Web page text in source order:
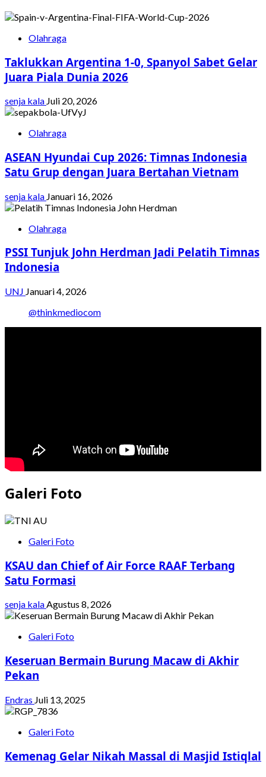
Olahraga
Taklukkan Argentina 1-0, Spanyol Sabet Gelar
Juara Piala Dunia 2026
senja kala Juli 20, 2026
Olahraga
ASEAN Hyundai Cup 2026: Timnas Indonesia
Satu Grup dengan Juara Bertahan Vietnam
senja kala Januari 16, 2026
Olahraga
PSSI Tunjuk John Herdman Jadi Pelatih Timnas
Indonesia
UNJ Januari 4, 2026
@thinkmediocom
Galeri Foto
Galeri Foto
KSAU dan Chief of Air Force RAAF Terbang
Satu Formasi
senja kalaAgustus 8, 2026
Galeri Foto
Keseruan Bermain Burung Macaw di Akhir
Pekan
Endras Juli 13, 2025
Galeri Foto
Kemenag Gelar Nikah Massal di Masjid Istiqlal